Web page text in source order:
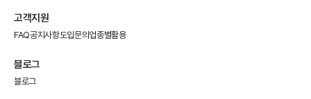
고객지원
FAQ공지사항도입문의 업종별활용
블로그
블로그